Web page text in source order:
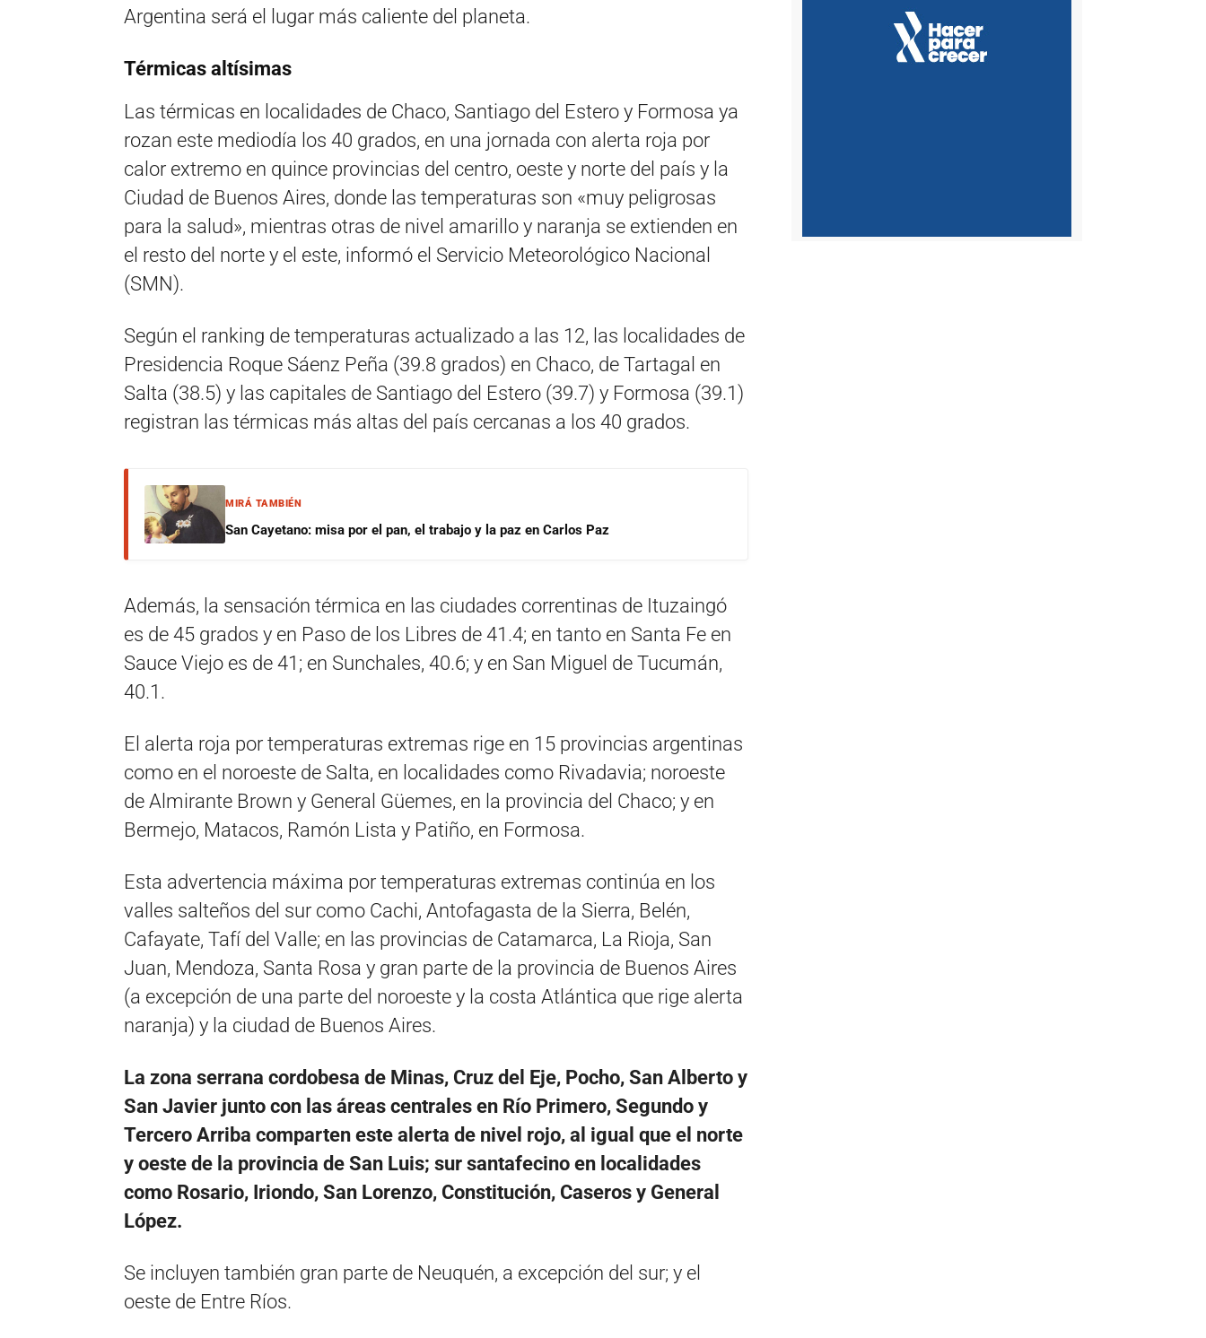
Argentina será el lugar más caliente del planeta.
Térmicas altísimas
Las térmicas en localidades de Chaco, Santiago del Estero y Formosa ya
rozan este mediodía los 40 grados, en una jornada con alerta roja por
calor extremo en quince provincias del centro, oeste y norte del país y la
Ciudad de Buenos Aires, donde las temperaturas son «muy peligrosas
para la salud», mientras otras de nivel amarillo y naranja se extienden en
el resto del norte y el este, informó el Servicio Meteorológico Nacional
(SMN).
Según el ranking de temperaturas actualizado a las 12, las localidades de
Presidencia Roque Sáenz Peña (39.8 grados) en Chaco, de Tartagal en
Salta (38.5) y las capitales de Santiago del Estero (39.7) y Formosa (39.1)
registran las térmicas más altas del país cercanas a los 40 grados.
MIRÁ TAMBIÉN
San Cayetano: misa por el pan, el trabajo y la paz en Carlos Paz
Además, la sensación térmica en las ciudades correntinas de Ituzaingó
es de 45 grados y en Paso de los Libres de 41.4; en tanto en Santa Fe en
Sauce Viejo es de 41; en Sunchales, 40.6; y en San Miguel de Tucumán,
40.1.
El alerta roja por temperaturas extremas rige en 15 provincias argentinas
como en el noroeste de Salta, en localidades como Rivadavia; noroeste
de Almirante Brown y General Güemes, en la provincia del Chaco; y en
Bermejo, Matacos, Ramón Lista y Patiño, en Formosa.
Esta advertencia máxima por temperaturas extremas continúa en los
valles salteños del sur como Cachi, Antofagasta de la Sierra, Belén,
Cafayate, Tafí del Valle; en las provincias de Catamarca, La Rioja, San
Juan, Mendoza, Santa Rosa y gran parte de la provincia de Buenos Aires
(a excepción de una parte del noroeste y la costa Atlántica que rige alerta
naranja) y la ciudad de Buenos Aires.
La zona serrana cordobesa de Minas, Cruz del Eje, Pocho, San Alberto y
San Javier junto con las áreas centrales en Río Primero, Segundo y
Tercero Arriba comparten este alerta de nivel rojo, al igual que el norte
y oeste de la provincia de San Luis; sur santafecino en localidades
como Rosario, Iriondo, San Lorenzo, Constitución, Caseros y General
López.
Se incluyen también gran parte de Neuquén, a excepción del sur; y el
oeste de Entre Ríos.